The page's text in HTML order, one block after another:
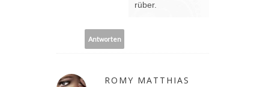
rüber.
Antworten
ROMY MATTHIAS